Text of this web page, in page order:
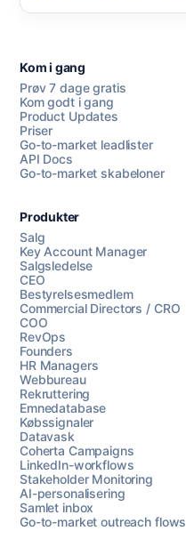
Kom i gang
Prøv 7 dage gratis
Kom godt i gang
Product Updates
Priser
Go-to-market leadlister
API Docs
Go-to-market skabeloner
Produkter
Salg
Key Account Manager
Salgsledelse
CEO
Bestyrelsesmedlem
Commercial Directors / CRO
COO
RevOps
Founders
HR Managers
Webbureau
Rekruttering
Emnedatabase
Købssignaler
Datavask
Coherta Campaigns
LinkedIn-workflows
Stakeholder Monitoring
AI-personalisering
Samlet inbox
Go-to-market outreach flows